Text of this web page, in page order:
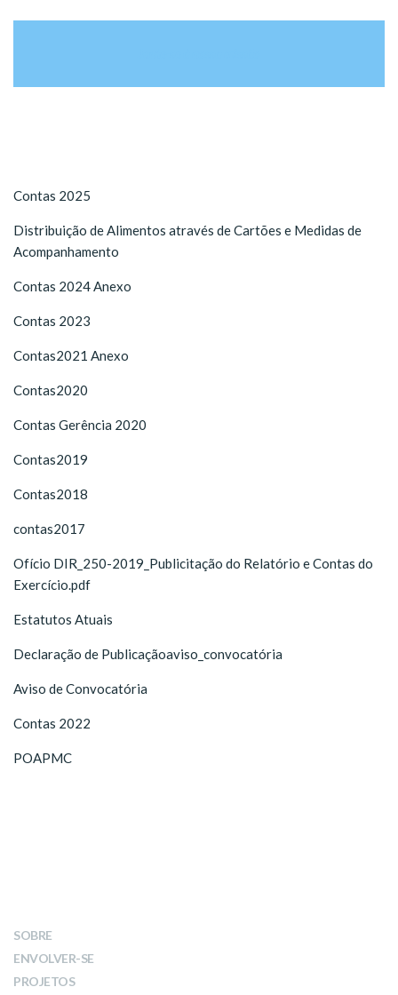
Contas 2025
Distribuição de Alimentos através de Cartões e Medidas de
Acompanhamento
Contas 2024Anexo
Contas 2023
Contas2021 Anexo
Contas2020
Contas Gerência 2020
Contas2019
Contas2018
contas2017
Ofício DIR_250-2019_Publicitação do Relatório e Contas do
Exercício.pdf
Estatutos Atuais
Declaração de Publicaçãoaviso_convocatória
Aviso de Convocatória
Contas 2022
POAPMC
SOBRE
ENVOLVER-SE
PROJETOS